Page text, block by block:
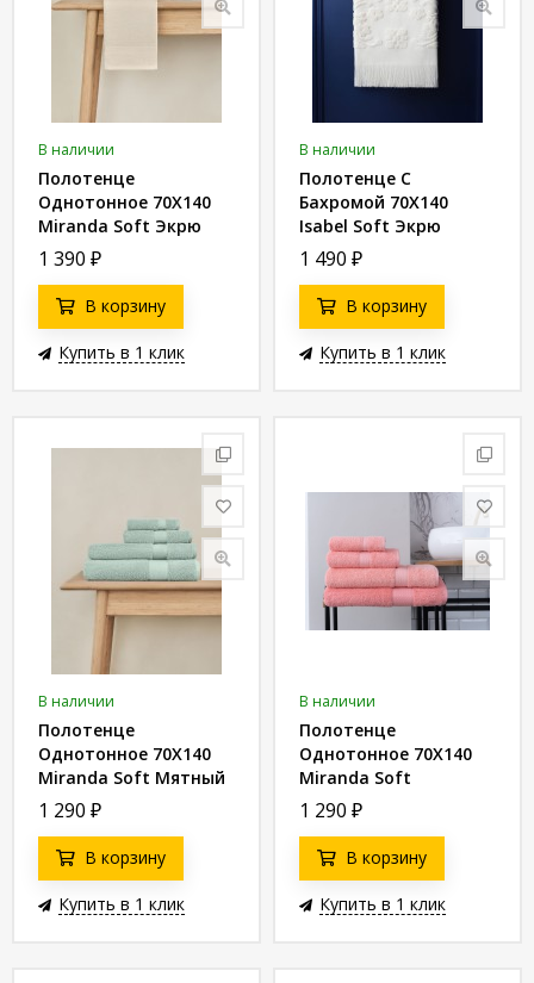
В наличии
Полотенце
Однотонное 70X140
Miranda Soft Экрю
8680943039491
1 390 ₽
В корзину
Купить в 1 клик
В наличии
Полотенце С
Бахромой 70X140
Isabel Soft Экрю
8680943040893
1 490 ₽
В корзину
Купить в 1 клик
В наличии
Полотенце
Однотонное 70X140
Miranda Soft Мятный
8680943039583
1 290 ₽
В корзину
Купить в 1 клик
В наличии
Полотенце
Однотонное 70X140
Miranda Soft
Коралловый
8680943039620
1 290 ₽
В корзину
Купить в 1 клик